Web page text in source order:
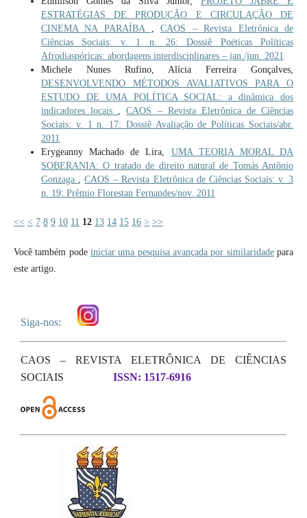
ESTRATÉGIAS DE PRODUÇÃO E CIRCULAÇÃO DE
CINEMA NA PARAÍBA ,CAOS – Revista Eletrônica de
Ciências Sociais: v. 1 n. 26: Dossiê Poéticas Políticas
Afrodiaspóricas: abordagens interdisciplinares – jan./jun. 2021
Michele Nunes Rufino, Alícia Ferreira Gonçalves,
DESENVOLVENDO MÉTODOS AVALIATIVOS PARA O
ESTUDO DE UMA POLÍTICA SOCIAL: a dinâmica dos
indicadores locais ,CAOS – Revista Eletrônica de Ciências
Sociais: v. 1 n. 17: Dossiê Avaliação de Políticas Sociais/abr.
2011
Erygeanny Machado de Lira, UMA TEORIA MORAL DA
SOBERANIA: O tratado de direito natural de Tomás Antônio
Gonzaga ,CAOS – Revista Eletrônica de Ciências Sociais: v. 3
n. 19: Prêmio Florestan Fernandes/nov. 2011
<< < 7 8 9 10 11 12 13 14 15 16 > >>
Você também pode iniciar uma pesquisa avançada por similaridadepara
este artigo.
Siga-nos:
CAOS – REVISTA ELETRÔNICA DE CIÊNCIAS
SOCIAIS
ISSN: 1517-6916